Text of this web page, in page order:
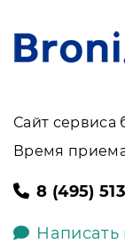
Сайт сервиса
Время приема
8 (495)
Написать